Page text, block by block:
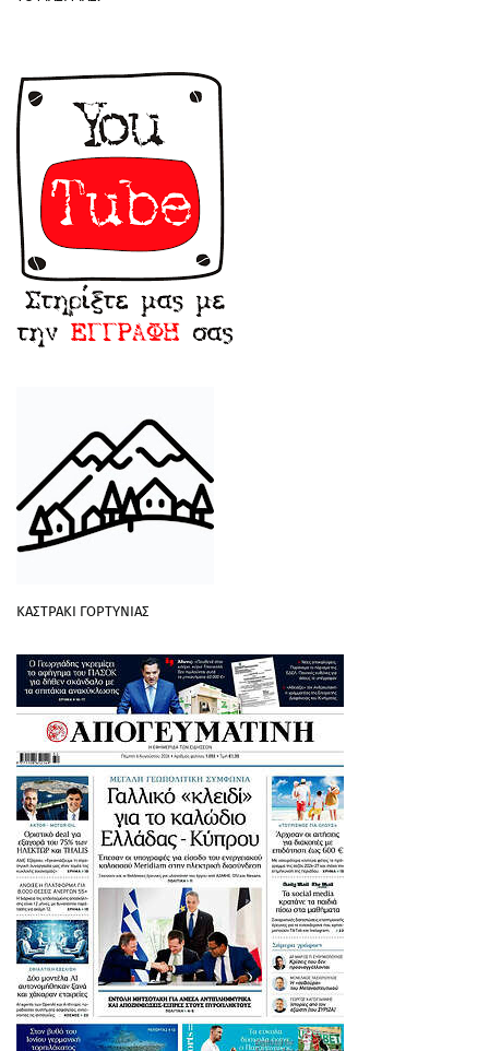
ΚΑΣΤΡΑΚΙ ΓΟΡΤΥΝΙΑΣ